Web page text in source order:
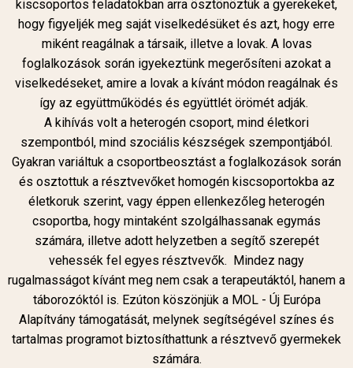
kiscsoportos feladatokban arra ösztönöztük a gyerekeket,
hogy figyeljék meg saját viselkedésüket és azt, hogy erre
miként reagálnak a társaik, illetve a lovak. A lovas
foglalkozások során igyekeztünk megerősíteni azokat a
viselkedéseket, amire a lovak a kívánt módon reagálnak és
így az együttműködés és együttlét örömét adják.
A kihívás volt a heterogén csoport, mind életkori
szempontból, mind szociális készségek szempontjából.
Gyakran variáltuk a csoportbeosztást a foglalkozások során
és osztottuk a résztvevőket homogén kiscsoportokba az
életkoruk szerint, vagy éppen ellenkezőleg heterogén
csoportba, hogy mintaként szolgálhassanak egymás
számára, illetve adott helyzetben a segítő szerepét
vehessék fel egyes résztvevők. Mindez nagy
rugalmasságot kívánt meg nem csak a terapeutáktól, hanem a
táborozóktól is. Ezúton köszönjük a MOL - Új Európa
Alapítvány támogatását, melynek segítségével színes és
tartalmas programot biztosíthattunk a résztvevő gyermekek
számára.